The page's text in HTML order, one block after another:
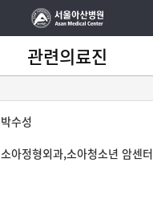
관련의료진
박수성
소아정형외과,소아청소년 암센터